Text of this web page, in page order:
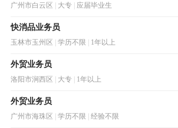
广州市白云区 大专 应届毕业生
快消品业务员
玉林市玉州区 学历不限 1年以上
外贸业务员
洛阳市涧西区 大专 1年以上
外贸业务员
广州市海珠区 学历不限 经验不限